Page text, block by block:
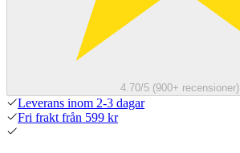
4.70/5 (900+ recensioner)
Leverans inom 2-3 dagar
Fri frakt från 599 kr